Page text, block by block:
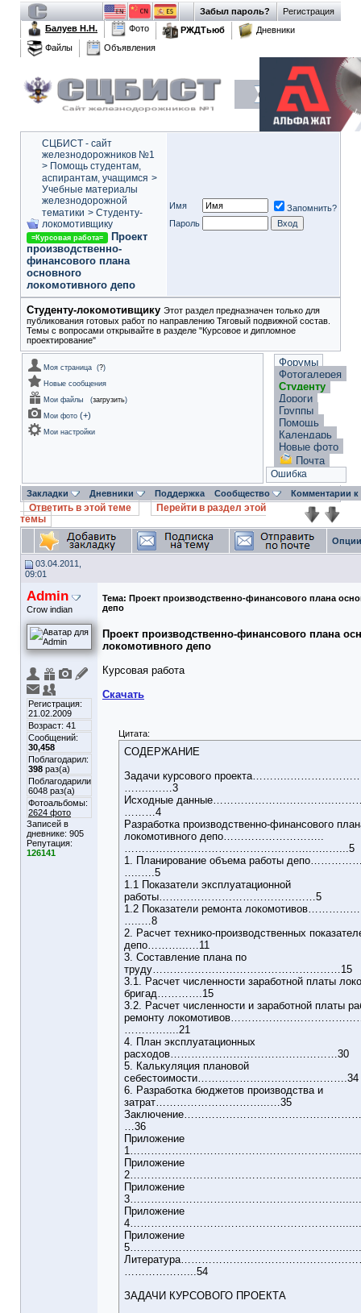
Регистрация
Забыл пароль?
Балуев Н.Н.
Фото РЖДТьюб
Дневники
Файлы
Объявления
СЦБИСТ - сайт
железнодорожников №1
> Помощь студентам,
аспирантам, учащимся >
Учебные материалы
железнодорожной
тематики > Студенту-
локомотивщику
=Курсовая работа=
Проект
производственно-
финансового плана
основного
локомотивного депо
Имя
Запомнить?
Пароль
Студенту-локомотивщику Этот раздел предназначен только для
публикования готовых работ по направлению Тяговый подвижной состав.
Темы с вопросами открывайте в разделе "Курсовое и дипломное
проектирование"
Моя страница (?)
Новые сообщения
Мои файлы
(загрузить)
Мои фото (+)
Мои настройки
Форумы
Фотогалерея
Студенту
Дороги
Группы
Помощь
Календарь
Новые фото
Почта
Ошибка
Закладки Дневники Поддержка Сообщество Комментарии
Ответить в этой теме
Перейти в раздел этой
темы
03.04.2011,
09:01
Admin
Crow indian
Регистрация:
21.02.2009
Возраст: 41
Сообщений:
30,458
Поблагодарил:
398 раз(а)
Поблагодарили
6048 раз(а)
Фотоальбомы:
2624 фото
Записей в
дневнике: 905
Репутация:
126141
Тема: Проект производственно-финансового плана
депо
Проект производственно-финансового плана
локомотивного депо
Курсовая работа
Скачать
Цитата:
СОДЕРЖАНИЕ
Задачи курсового
……..……3
Исходные
………4
Разработка производственно-финансового
локомотивного депо………………………..
……………………………………….……..…..…...5
1. Планирование объема работы
…..….5
1.1 Показатели эксплуатационной
работы………………………………………5
1.2 Показатели ремонта
…..…8
2. Расчет технико-производственных
депо………...…11
3. Составление плана по
труду………………………………………………15
3.1. Расчет численности заработной платы
бригад………….15
3.2. Расчет численности и заработной платы
ремонту
…………....21
4. План эксплуатационных
расходов…………………………………………30
5. Калькуляция плановой
себестоимости…………………………………….34
6. Разработка бюджетов производства и
затрат…………………………...…35
…36
Приложение
Приложение
Приложение
Приложение
Приложение
………………...54
ЗАДАЧИ КУРСОВОГО ПРОЕКТА